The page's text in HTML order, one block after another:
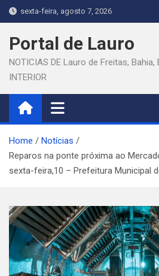
Skip
to
content
sexta-feira, agosto 7, 2026
Portal de Lauro
NOTICIAS DE Lauro de Freitas, Bahia,
INTERIOR
Home
Notícias
Reparos na ponte próxima ao
sexta-feira,10 – Prefeitura Municipal